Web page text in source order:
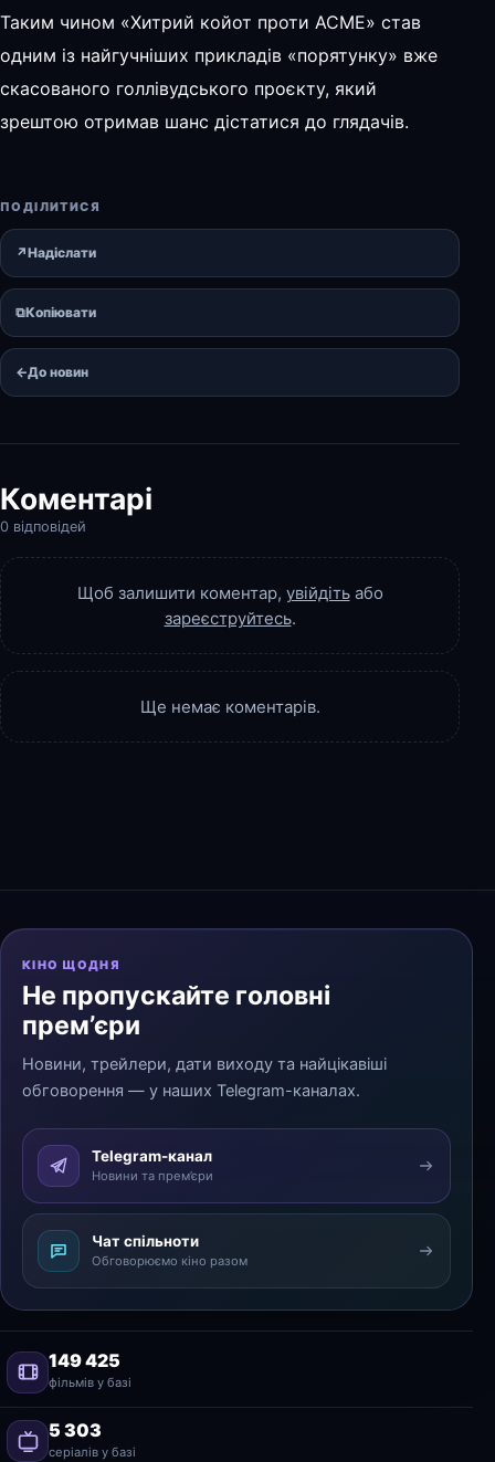
Таким чином «Хитрий койот проти ACME» став
одним із найгучніших прикладів «порятунку» вже
скасованого голлівудського проєкту, який
зрештою отримав шанс дістатися до глядачів.
ПОДІЛИТИСЯ
↗Надіслати
⧉Копіювати
←До новин
Коментарі
0 відповідей
Щоб залишити коментар, увійдітьабо
зареєструйтесь.
Ще немає коментарів.
КІНО ЩОДНЯ
Не пропускайте головні
прем’єри
Новини, трейлери, дати виходу та найцікавіші
обговорення — у наших Telegram-каналах.
Telegram-канал
Новини та прем’єри
Чат спільноти
Обговорюємо кіно разом
149 425
фільмів у базі
5 303
серіалів у базі